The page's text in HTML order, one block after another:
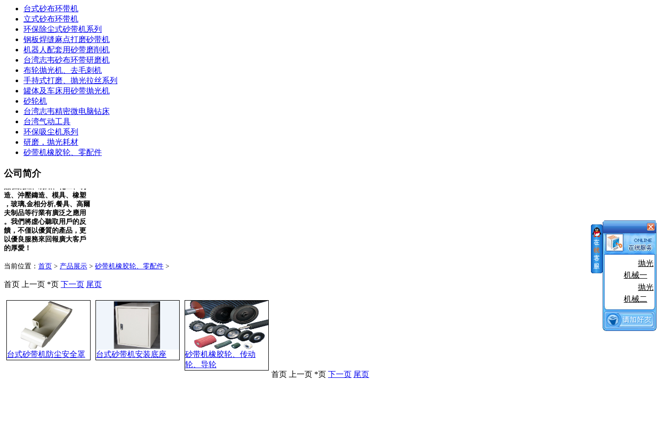
台式砂布环带机
立式砂布环带机
环保除尘式砂带机系列
钢板焊缝麻点打磨砂带机
机器人配套用砂带磨削机
台湾志韦砂布环带研磨机
布轮抛光机、去毛刺机
手持式打磨、抛光拉丝系列
罐体及车床用砂带抛光机
砂轮机
台湾志韦精密微电脑钻床
台湾气动工具
环保吸尘机系列
研磨，抛光耗材
砂带机橡胶轮、零配件
公司简介
上海賀森機電設備有限公司
位於上海市松江區，為專業
砂帶研磨、拋光機械及耗材
、精密微電腦鑽床、攻牙機
等工具機研發、生產、銷售
和服務提供商。同時代理銷
售編碼器、電磁閥、安全開
關、特種電纜等各類進口知
名品牌機電配件、工業備件
類產品。依托多年豐富經驗
，原廠及大陸各協力廠商的
鼎力支持，整合行業優勢資
源。致力於為廣大客戶提供
精良的產品和優質的服務產
造、沖壓鑄造、模具、橡塑
，玻璃,金相分析,餐具、高爾
夫制品等行業有廣泛之應用
。我們將虛心聽取用戶的反
饋，不僅以優質的產品，更
以優良服務來回報廣大客戶
的厚愛！
当前位置： 首页 > 产品展示 > 砂带机橡胶轮、零配件 >
首页 上一页 *页 下一页 尾页
台式砂带机防尘安全罩 台式砂带机安装底座
砂带机橡胶轮、传动
轮、导轮
首页 上一页 *页 下一页 尾页
抛光
机械一
抛光
机械二